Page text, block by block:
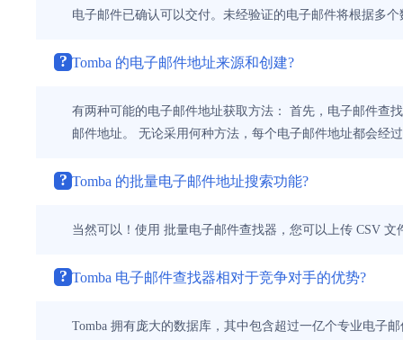
电子邮件已确认可以交付。未经验证的电子邮件将根据多
? Tomba 的电子邮件地址来源和创建?
有两种可能的电子邮件地址获取方法： 首先，电子邮件查
邮件地址。 无论采用何种方法，每个电子邮件地址都会经
? Tomba 的批量电子邮件地址搜索功能?
当然可以！使用 批量电子邮件查找器，您可以上传 CSV
? Tomba 电子邮件查找器相对于竞争对手的优势?
Tomba 拥有庞大的数据库，其中包含超过一亿个专业电子